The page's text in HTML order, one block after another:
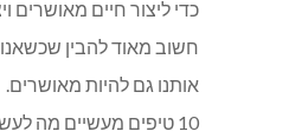
כדי ליצור חיים מאושרים
חשוב מאוד להבין
אותנו גם להיות מאושרים.
10 טיפים מעשיים מה לעשות עם זמן פנוי: